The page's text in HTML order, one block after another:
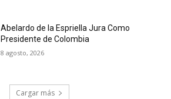
Abelardo de la Espriella Jura Como
Presidente de Colombia
8 agosto, 2026
Cargar más